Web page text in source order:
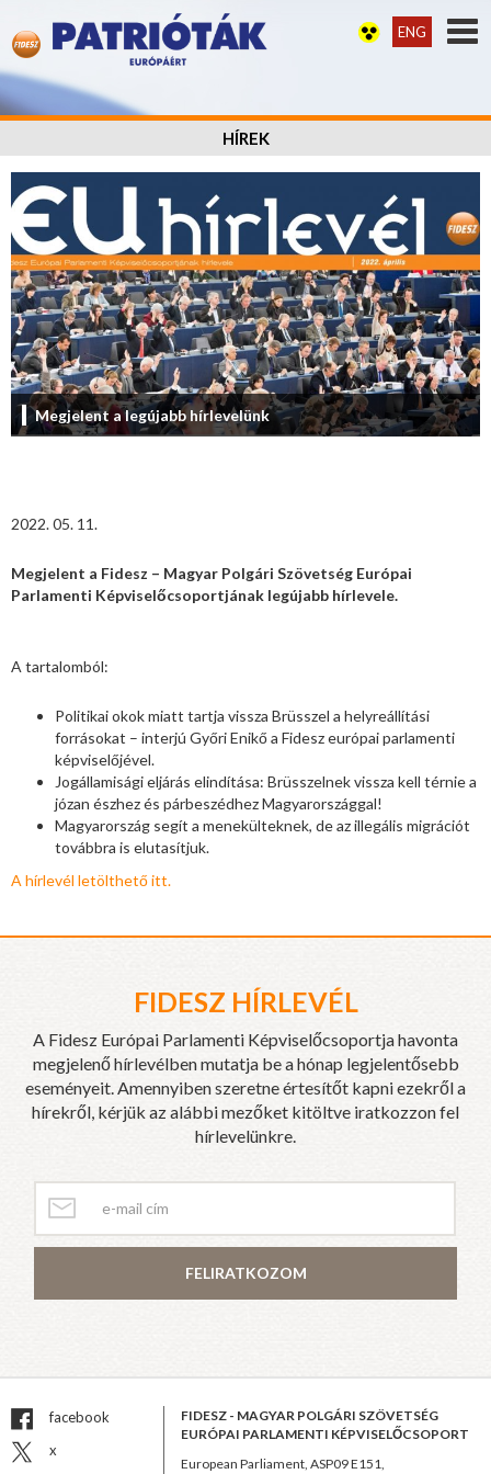
ENG
HÍREK
Megjelent a legújabb hírlevelünk
2022. 05. 11.
Megjelent a Fidesz – Magyar Polgári Szövetség Európai
Parlamenti Képviselőcsoportjának legújabb hírlevele.
A tartalomból:
Politikai okok miatt tartja vissza Brüsszel a helyreállítási
forrásokat – interjú Győri Enikő a Fidesz európai parlamenti
képviselőjével.
Jogállamisági eljárás elindítása: Brüsszelnek vissza kell térnie a
józan észhez és párbeszédhez Magyarországgal!
Magyarország segít a menekülteknek, de az illegális migrációt
továbbra is elutasítjuk.
A hírlevél letölthető itt.
FIDESZ HÍRLEVÉL
A Fidesz Európai Parlamenti Képviselőcsoportja havonta
megjelenő hírlevélben mutatja be a hónap legjelentősebb
eseményeit. Amennyiben szeretne értesítőt kapni ezekről a
hírekről, kérjük az alábbi mezőket kitöltve iratkozzon fel
hírlevelünkre.
FELIRATKOZOM
facebook
x
FIDESZ - MAGYAR POLGÁRI SZÖVETSÉG
EURÓPAI PARLAMENTI KÉPVISELŐCSOPORT
European Parliament, ASP09 E151,